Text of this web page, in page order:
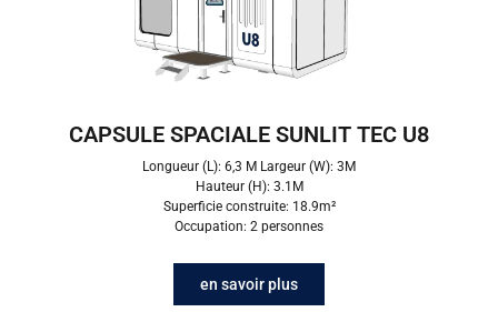
CAPSULE SPACIALE SUNLIT TEC U8
Longueur (L): 6,3 M Largeur (W): 3M
Hauteur (H): 3.1M
Superficie construite: 18.9m²
Occupation: 2 personnes
en savoir plus